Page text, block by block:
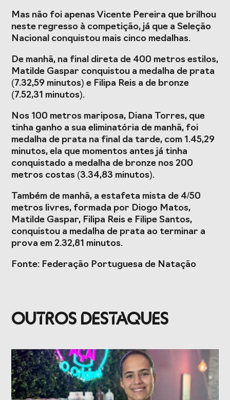
Congresso
Nacional do
Desporto
Mas não foi apenas Vicente Pereira que brilhou
neste regresso à competição, já que a Seleção
Nacional conquistou mais cinco medalhas.
De manhã, na final direta de 400 metros estilos,
Matilde Gaspar conquistou a medalha de prata
(7.32,59 minutos) e Filipa Reis a de bronze
(7.52,31 minutos).
Nos 100 metros mariposa, Diana Torres, que
tinha ganho a sua eliminatória de manhã, foi
medalha de prata na final da tarde, com 1.45,29
minutos, ela que momentos antes já tinha
conquistado a medalha de bronze nos 200
metros costas (3.34,83 minutos).
Também de manhã, a estafeta mista de 4/50
metros livres, formada por Diogo Matos,
Matilde Gaspar, Filipa Reis e Filipe Santos,
conquistou a medalha de prata ao terminar a
prova em 2.32,81 minutos.
Fonte: Federação Portuguesa de Natação
OUTROS DESTAQUES